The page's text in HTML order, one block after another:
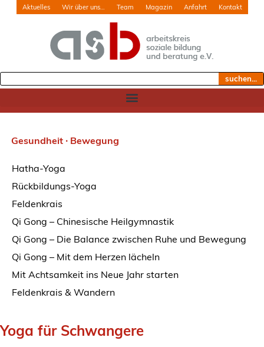
Aktuelles Wir über uns… Team Magazin Anfahrt Kontakt
suchen...
Gesundheit ∙ Bewegung
Hatha-Yoga
Rückbildungs-Yoga
Feldenkrais
Qi Gong – Chinesische Heilgymnastik
Qi Gong – Die Balance zwischen Ruhe und Bewegung
Qi Gong – Mit dem Herzen lächeln
Mit Achtsamkeit ins Neue Jahr starten
Feldenkrais & Wandern
Yoga für Schwangere